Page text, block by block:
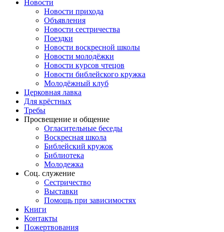
Новости
Новости прихода
Объявления
Новости сестричества
Поездки
Новости воскресной школы
Новости молодёжки
Новости курсов чтецов
Новости библейского кружка
Молодёжный клуб
Церковная лавка
Для крёстных
Требы
Просвещение и общение
Огласительные беседы
Воскресная школа
Библейский кружок
Библиотека
Молодежка
Соц. служение
Сестричество
Выставки
Помощь при зависимостях
Книги
Контакты
Пожертвования